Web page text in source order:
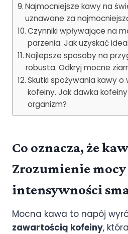
Najmocniejsze kawy na
uznawane za
Czynniki wpływające na
parzenia. Jak uzyskać
Najlepsze sposoby na
robusta. Odkryj mocne
Skutki spożywania kawy
kofeiny. Jak dawka
organizm?
Co oznacza, że
Zrozumienie
intensywności
Mocna kawa to napój
zawartością kofeiny,